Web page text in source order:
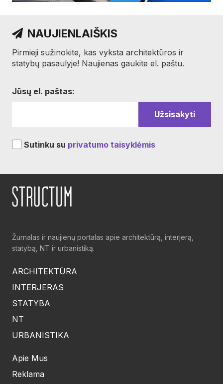
NAUJIENLAIŠKIS
Pirmieji sužinokite, kas vyksta architektūros ir
statybų pasaulyje! Naujienas gaukite el. paštu.
Jūsų el. paštas:
Sutinku su privatumo taisyklėmis
Žurnalas ir naujienų portalas apie architektūrą, interjerą,
statybą, NT ir urbanistiką.
ARCHITEKTŪRA
INTERJERAS
STATYBA
NT
URBANISTIKA
Apie Mus
Reklama